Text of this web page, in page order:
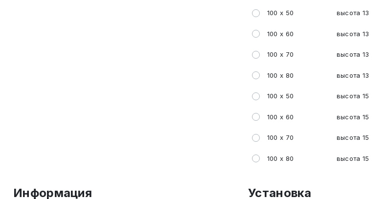
100 х 50 высота 13
100 х 60 высота 13
100 х 70 высота 13
100 х 80 высота 13
100 х 50 высота 15
100 х 60 высота 15
100 х 70 высота 15
100 х 80 высота 15
Информация Установка